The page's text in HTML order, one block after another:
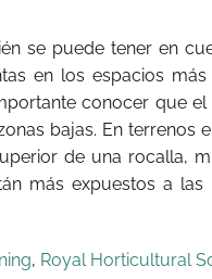
se puede tener en
en los espacios
conocer que el
bajas. En terrenos
de una rocalla,
más expuestos a las
, Royal Horticultural